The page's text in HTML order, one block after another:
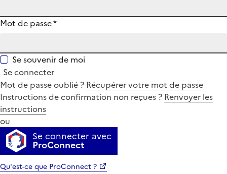
Mot de passe*
Se souvenir de moi
Se connecter
Mot de passe oublié ? Récupérer votre mot de passe
Instructions de confirmation non reçues ? Renvoyer les
instructions
ou
Se connecter avec
ProConnect
Qu'est-ce que ProConnect ?